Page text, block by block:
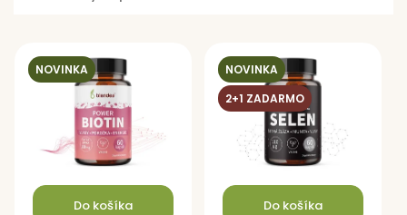
NOVINKA
Do košíka
NOVINKA
2+1 ZADARMO
Do košíka